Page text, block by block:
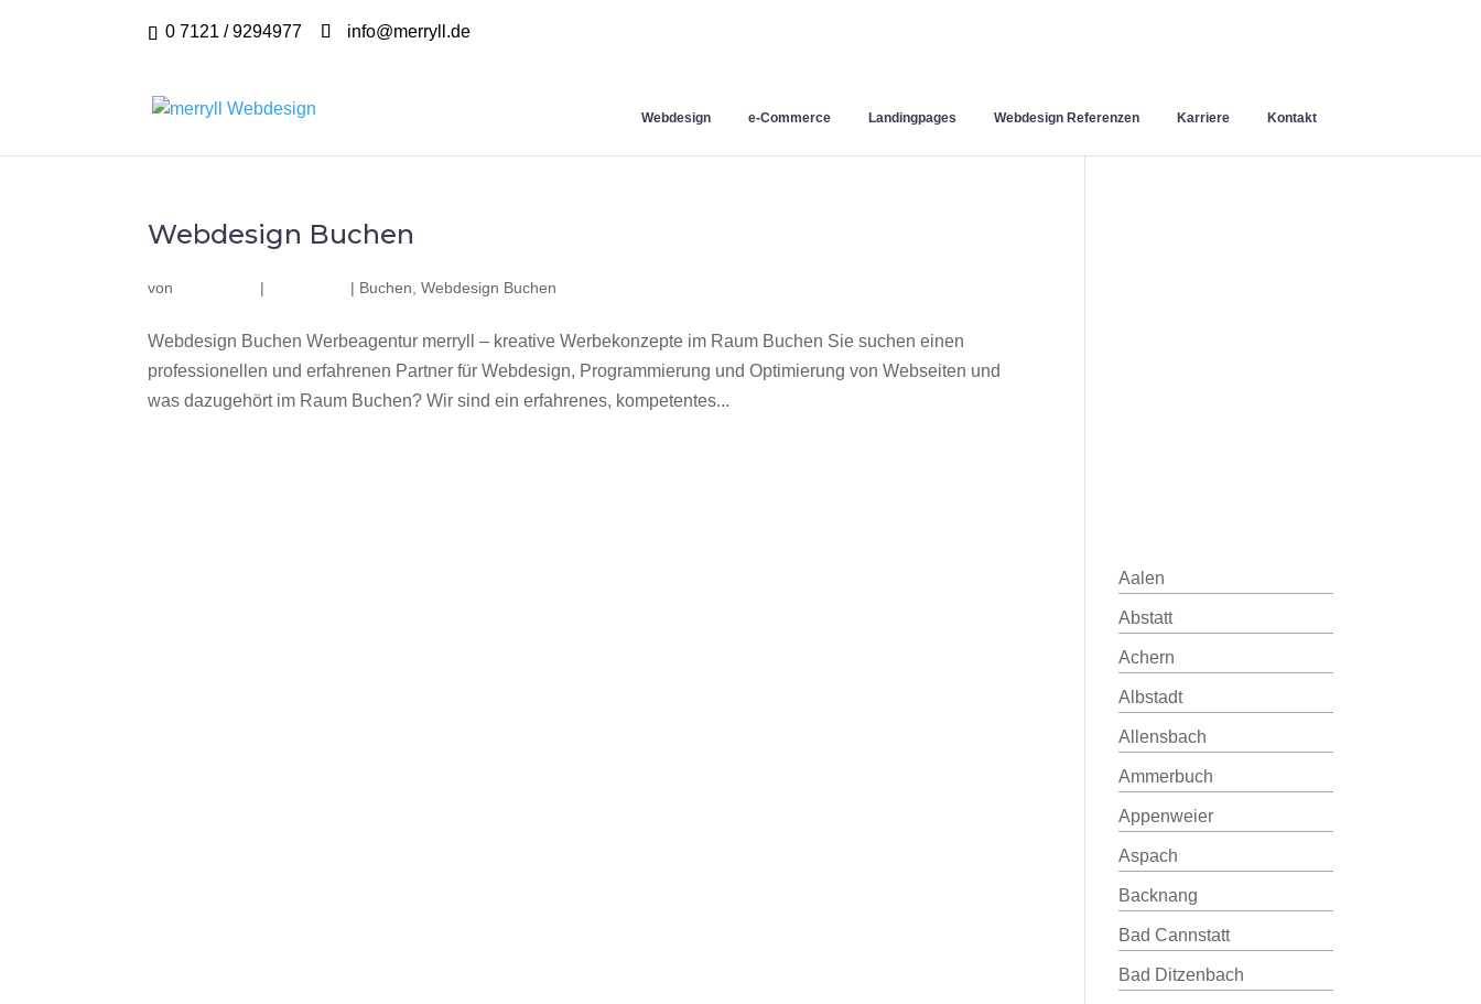
0 7121 / 9294977 info@merryll.de
Webdesign e-Commerce Landingpages Webdesign Referenzen Karriere Kontakt
Webdesign Buchen
von | | Buchen ,Webdesign Buchen
Webdesign Buchen Werbeagentur merryll – kreative Werbekonzepte im Raum Buchen Sie suchen einen
professionellen und erfahrenen Partner für Webdesign, Programmierung und Optimierung von Webseiten und
was dazugehört im Raum Buchen? Wir sind ein erfahrenes, kompetentes...
Aalen
Abstatt
Achern
Albstadt
Allensbach
Ammerbuch
Appenweier
Aspach
Backnang
Bad Cannstatt
Bad Ditzenbach